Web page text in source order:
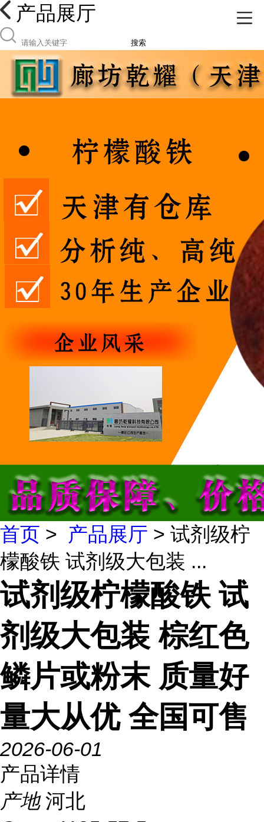
产品展厅
搜索
首页 > 产品展厅 > 试剂级柠
檬酸铁 试剂级大包装 ...
试剂级柠檬酸铁 试
剂级大包装 棕红色
鳞片或粉末 质量好
量大从优 全国可售
2026-06-01
产品详情
产地 河北